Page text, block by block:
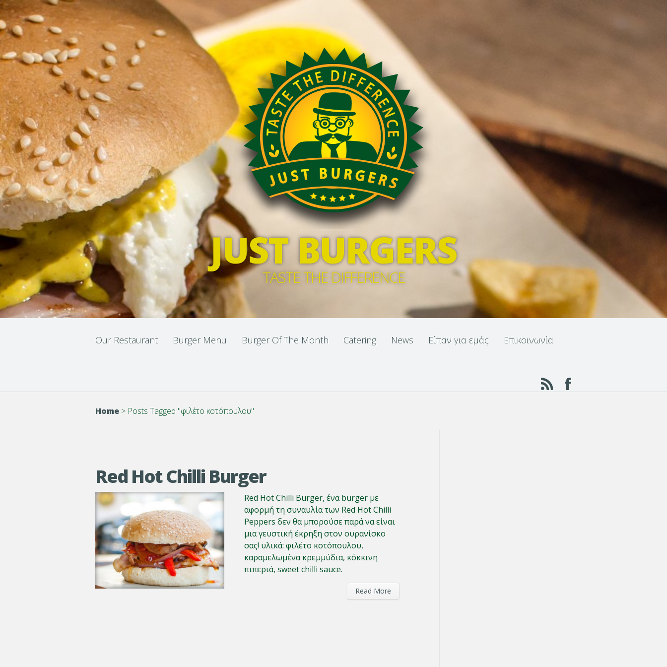
JUST BURGERS
TASTE THE DIFFERENCE
Our Restaurant Burger Menu Burger Of The Month Catering News Είπαν για εμάς Επικοινωνία
Home > Posts Tagged "φιλέτο κοτόπουλου"
Red Hot Chilli Burger
Red Hot Chilli Burger, ένα burger με
αφορμή τη συναυλία των Red Hot Chilli
Peppers δεν θα μπορούσε παρά να είναι
μια γευστική έκρηξη στον ουρανίσκο
σας! υλικά: φιλέτο κοτόπουλου,
καραμελωμένα κρεμμύδια, κόκκινη
πιπεριά, sweet chilli sauce.
Read More